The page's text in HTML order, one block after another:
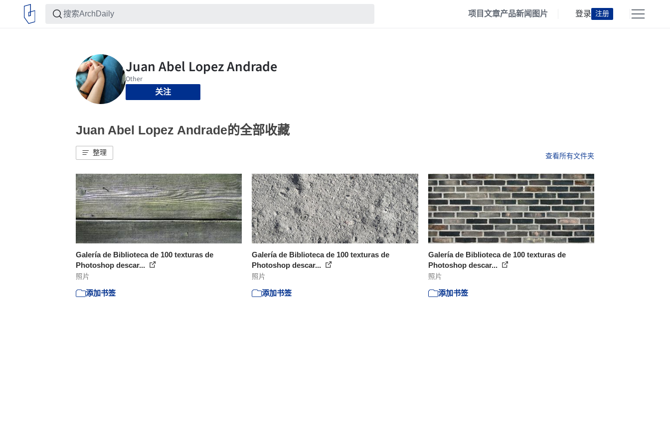
项目文章产品新闻 图片 登录 注册
关注
Juan Abel Lopez Andrade的全部收藏
整理 查看所有文件夹
Galería de Biblioteca de 100 texturas de
Photoshop descar...
照片
添加书签
Galería de Biblioteca de 100 texturas de
Photoshop descar...
照片
添加书签
Galería de Biblioteca de 100 texturas de
Photoshop descar...
照片
添加书签